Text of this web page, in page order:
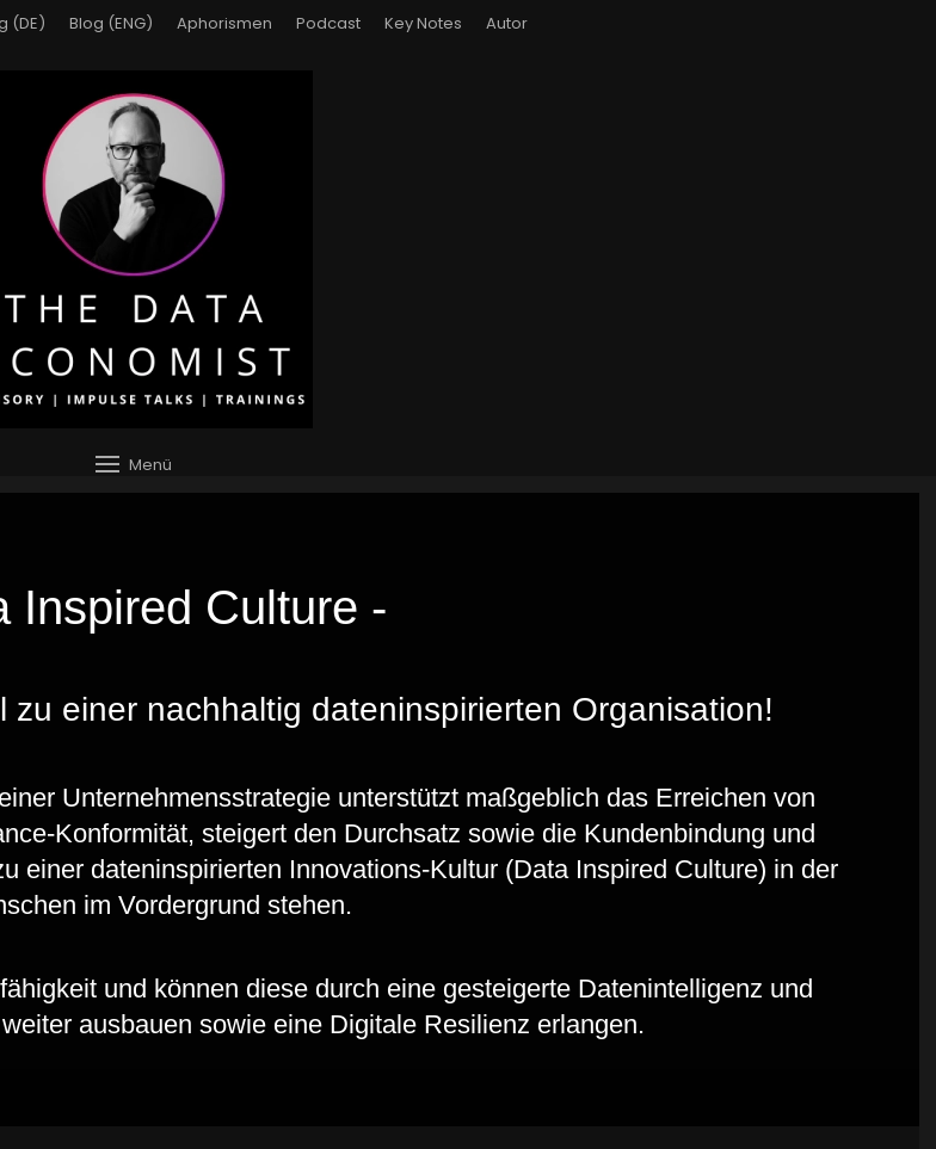
(DE) Blog (ENG) Aphorismen Podcast Key Notes Autor
Menü
Inspired Culture -
einer nachhaltig dateninspirierten Organisation!
Unternehmensstrategie unterstützt maßgeblich das Erreichen von
Konformität, steigert den Durchsatz sowie die Kundenbindung und
einer dateninspirierten Innovations-Kultur (Data Inspired Culture) in der
im Vordergrund stehen.
und können diese durch eine gesteigerte Datenintelligenz und
ausbauen sowie eine Digitale Resilienz erlangen.